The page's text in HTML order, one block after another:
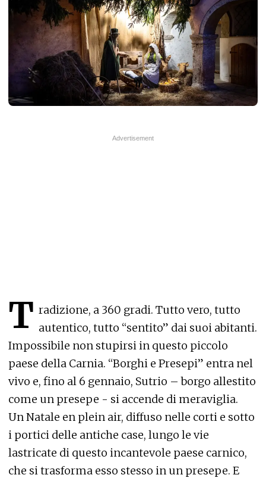
T radizione, a 360 gradi. Tutto vero, tutto
autentico, tutto “sentito” dai suoi abitanti.
Impossibile non stupirsi in questo piccolo
paese della Carnia. “Borghi e Presepi” entra nel
vivo e, fino al 6 gennaio, Sutrio – borgo allestito
come un presepe - si accende di meraviglia.
Un Natale en plein air, diffuso nelle corti e sotto
i portici delle antiche case, lungo le vie
lastricate di questo incantevole paese carnico,
che si trasforma esso stesso in un presepe. E